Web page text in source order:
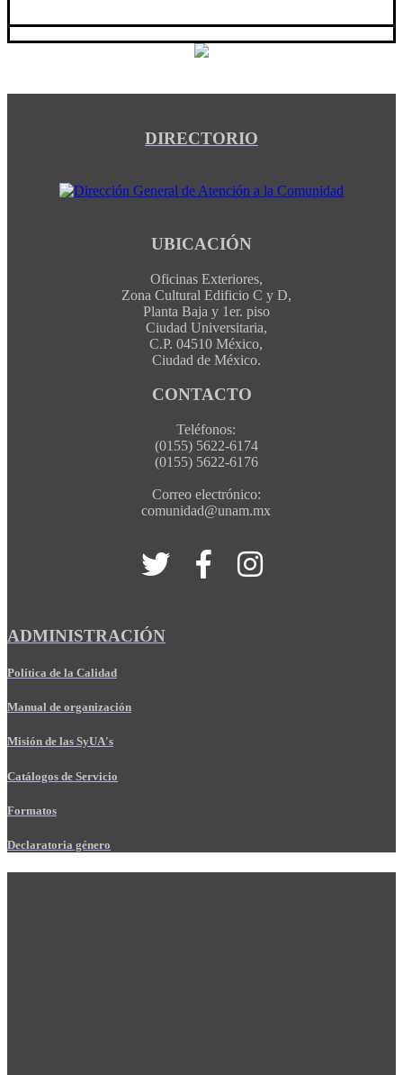
DIRECTORIO
UBICACIÓN
Oficinas Exteriores,
Zona Cultural Edificio C y D,
Planta Baja y 1er. piso
Ciudad Universitaria,
C.P. 04510 México,
Ciudad de México.
CONTACTO
Teléfonos:
(0155) 5622-6174
(0155) 5622-6176
Correo electrónico:
comunidad@unam.mx
ADMINISTRACIÓN
Política de la Calidad
Manual de organización
Misión de las SyUA's
Catálogos de Servicio
Formatos
Declaratoria género